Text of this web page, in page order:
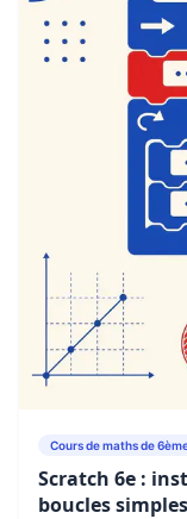
Cours de maths de
Scratch 6e :
boucles simples